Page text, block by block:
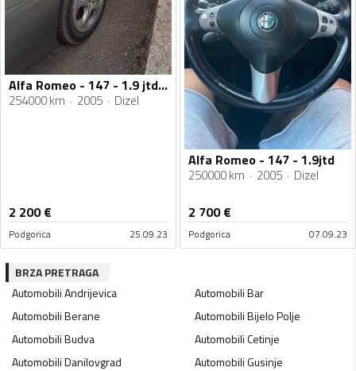
Alfa Romeo - 147 - 1.9 jtdm
254000 km 2005 Dizel
2 200€
Podgorica 25.09.23
Alfa Romeo - 147 - 1.9jtd
250000 km 2005 Dizel
2 700€
Podgorica 07.09.23
BRZA PRETRAGA
AutomobiliAndrijevica AutomobiliBar
AutomobiliBerane AutomobiliBijelo Polje
AutomobiliBudva AutomobiliCetinje
AutomobiliDanilovgrad AutomobiliGusinje